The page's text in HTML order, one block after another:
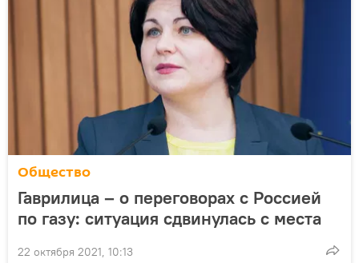
Общество
Гаврилица – о переговорах с Россией
по газу: ситуация сдвинулась с места
22 октября 2021, 10:13